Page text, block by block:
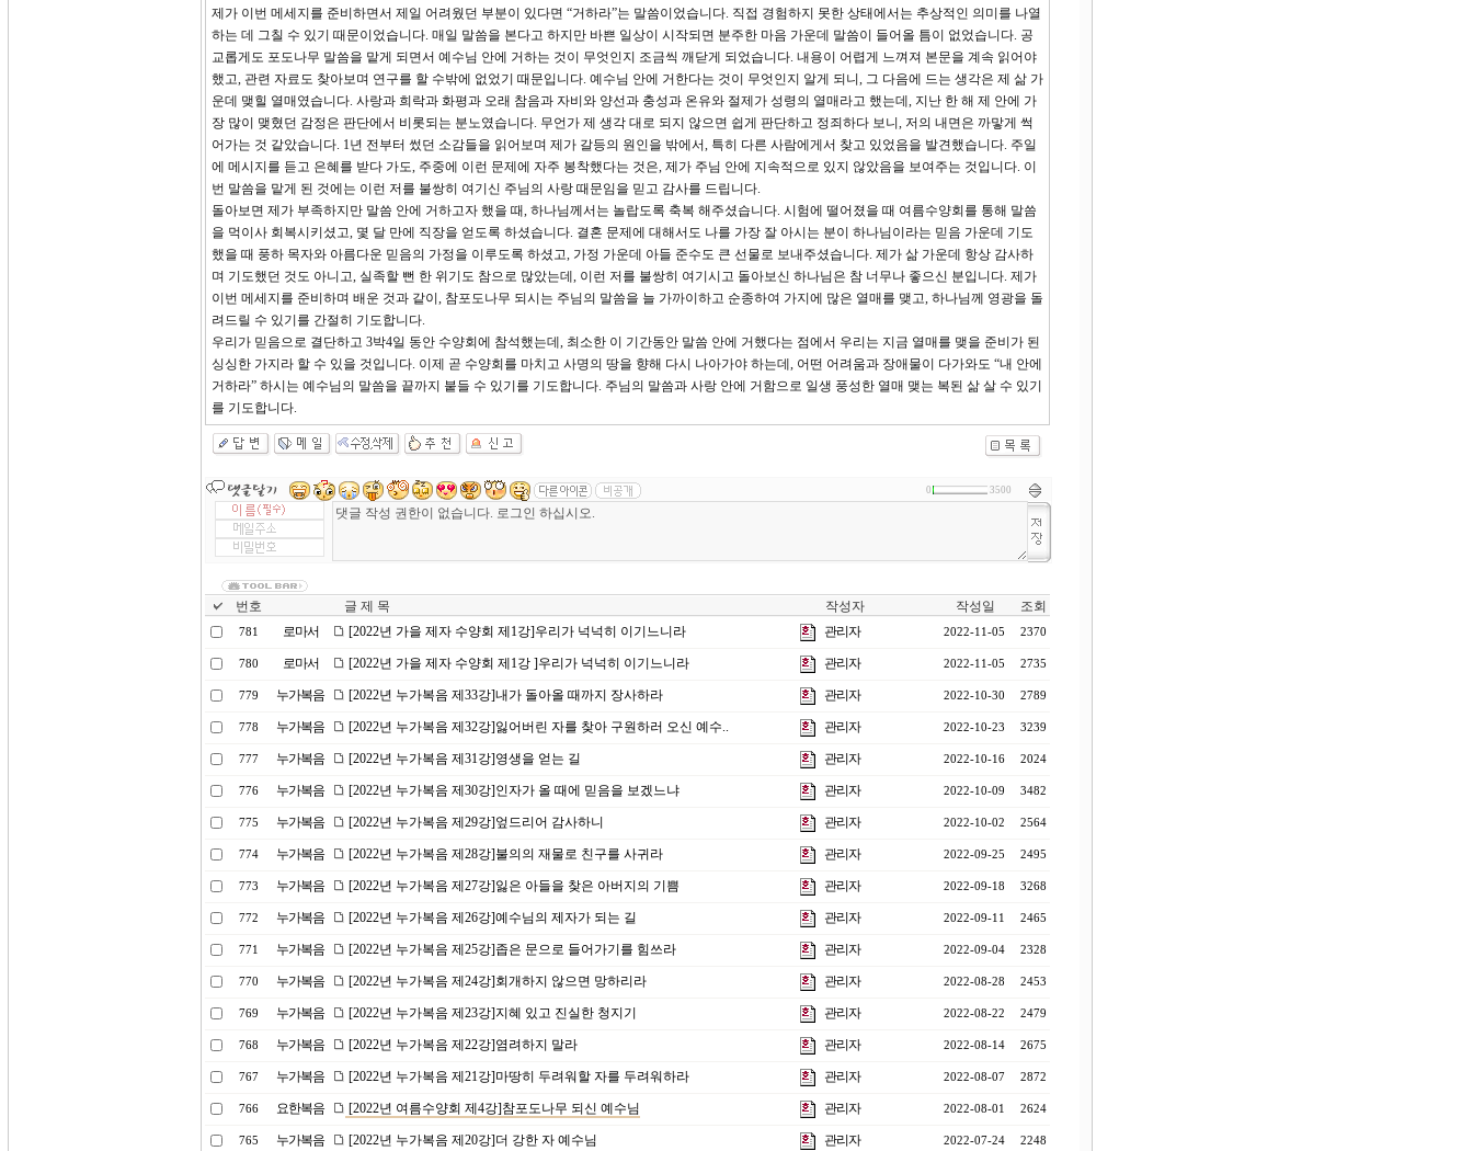
제가 이번 메세지를 준비하면서 제일 어려웠던 부분이 있다면 “거하라”는 말씀이었습니다. 직접 경험하지 못한 상태에서는 추상적인 의미를 나열
하는 데 그칠 수 있기 때문이었습니다. 매일 말씀을 본다고 하지만 바쁜 일상이 시작되면 분주한 마음 가운데 말씀이 들어올 틈이 없었습니다. 공
교롭게도 포도나무 말씀을 맡게 되면서 예수님 안에 거하는 것이 무엇인지 조금씩 깨닫게 되었습니다. 내용이 어렵게 느껴져 본문을 계속 읽어야
했고, 관련 자료도 찾아보며 연구를 할 수밖에 없었기 때문입니다. 예수님 안에 거한다는 것이 무엇인지 알게 되니, 그 다음에 드는 생각은 제 삶 가
운데 맺힐 열매였습니다. 사랑과 희락과 화평과 오래 참음과 자비와 양선과 충성과 온유와 절제가 성령의 열매라고 했는데, 지난 한 해 제 안에 가
장 많이 맺혔던 감정은 판단에서 비롯되는 분노였습니다. 무언가 제 생각 대로 되지 않으면 쉽게 판단하고 정죄하다 보니, 저의 내면은 까맣게 썩
어가는 것 같았습니다. 1년 전부터 썼던 소감들을 읽어보며 제가 갈등의 원인을 밖에서, 특히 다른 사람에게서 찾고 있었음을 발견했습니다. 주일
에 메시지를 듣고 은혜를 받다 가도, 주중에 이런 문제에 자주 봉착했다는 것은, 제가 주님 안에 지속적으로 있지 않았음을 보여주는 것입니다. 이
번 말씀을 맡게 된 것에는 이런 저를 불쌍히 여기신 주님의 사랑 때문임을 믿고 감사를 드립니다.
돌아보면 제가 부족하지만 말씀 안에 거하고자 했을 때, 하나님께서는 놀랍도록 축복 해주셨습니다. 시험에 떨어졌을 때 여름수양회를 통해 말씀
을 먹이사 회복시키셨고, 몇 달 만에 직장을 얻도록 하셨습니다. 결혼 문제에 대해서도 나를 가장 잘 아시는 분이 하나님이라는 믿음 가운데 기도
했을 때 풍하 목자와 아름다운 믿음의 가정을 이루도록 하셨고, 가정 가운데 아들 준수도 큰 선물로 보내주셨습니다. 제가 삶 가운데 항상 감사하
며 기도했던 것도 아니고, 실족할 뻔 한 위기도 참으로 많았는데, 이런 저를 불쌍히 여기시고 돌아보신 하나님은 참 너무나 좋으신 분입니다. 제가
이번 메세지를 준비하며 배운 것과 같이, 참포도나무 되시는 주님의 말씀을 늘 가까이하고 순종하여 가지에 많은 열매를 맺고, 하나님께 영광을 돌
려드릴 수 있기를 간절히 기도합니다.
우리가 믿음으로 결단하고 3박4일 동안 수양회에 참석했는데, 최소한 이 기간동안 말씀 안에 거했다는 점에서 우리는 지금 열매를 맺을 준비가 된
싱싱한 가지라 할 수 있을 것입니다. 이제 곧 수양회를 마치고 사명의 땅을 향해 다시 나아가야 하는데, 어떤 어려움과 장애물이 다가와도 “내 안에
거하라” 하시는 예수님의 말씀을 끝까지 붙들 수 있기를 기도합니다. 주님의 말씀과 사랑 안에 거함으로 일생 풍성한 열매 맺는 복된 삶 살 수 있기
를 기도합니다.
0 3500
번호 글 제 목 작성자 작성일 조회
781 로마서 [2022년 가을 제자 수양회 제1강]우리가 넉넉히 이기느니라 관리자 2022-11-05 2370
780 로마서 [2022년 가을 제자 수양회 제1강 ]우리가 넉넉히 이기느니라 관리자 2022-11-05 2735
779 누가복음 [2022년 누가복음 제33강]내가 돌아올 때까지 장사하라 관리자 2022-10-30 2789
778 누가복음 [2022년 누가복음 제32강]잃어버린 자를 찾아 구원하러 오신 예수.. 관리자 2022-10-23 3239
777 누가복음 [2022년 누가복음 제31강]영생을 얻는 길 관리자 2022-10-16 2024
776 누가복음 [2022년 누가복음 제30강]인자가 올 때에 믿음을 보겠느냐 관리자 2022-10-09 3482
775 누가복음 [2022년 누가복음 제29강]엎드리어 감사하니 관리자 2022-10-02 2564
774 누가복음 [2022년 누가복음 제28강]불의의 재물로 친구를 사귀라 관리자 2022-09-25 2495
773 누가복음 [2022년 누가복음 제27강]잃은 아들을 찾은 아버지의 기쁨 관리자 2022-09-18 3268
772 누가복음 [2022년 누가복음 제26강]예수님의 제자가 되는 길 관리자 2022-09-11 2465
771 누가복음 [2022년 누가복음 제25강]좁은 문으로 들어가기를 힘쓰라 관리자 2022-09-04 2328
770 누가복음 [2022년 누가복음 제24강]회개하지 않으면 망하리라 관리자 2022-08-28 2453
769 누가복음 [2022년 누가복음 제23강]지혜 있고 진실한 청지기 관리자 2022-08-22 2479
768 누가복음 [2022년 누가복음 제22강]염려하지 말라 관리자 2022-08-14 2675
767 누가복음 [2022년 누가복음 제21강]마땅히 두려워할 자를 두려워하라 관리자 2022-08-07 2872
766 요한복음 [2022년 여름수양회 제4강]참포도나무 되신 예수님 관리자 2022-08-01 2624
765 누가복음 [2022년 누가복음 제20강]더 강한 자 예수님 관리자 2022-07-24 2248